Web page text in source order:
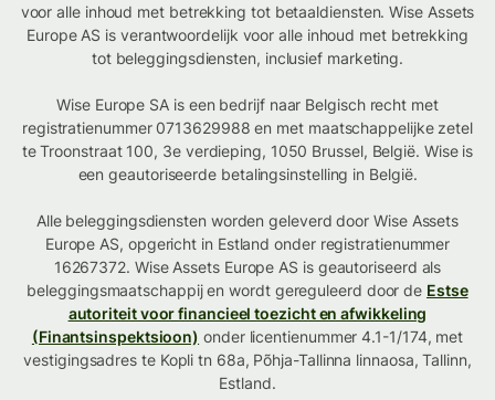
voor alle inhoud met betrekking tot betaaldiensten. Wise Assets
Europe AS is verantwoordelijk voor alle inhoud met betrekking
tot beleggingsdiensten, inclusief marketing.
Wise Europe SA is een bedrijf naar Belgisch recht met
registratienummer 0713629988 en met maatschappelijke zetel
te Troonstraat 100, 3e verdieping, 1050 Brussel, België. Wise is
een geautoriseerde betalingsinstelling in België.
Alle beleggingsdiensten worden geleverd door Wise Assets
Europe AS, opgericht in Estland onder registratienummer
16267372. Wise Assets Europe AS is geautoriseerd als
beleggingsmaatschappij en wordt gereguleerd door de Estse
autoriteit voor financieel toezicht en afwikkeling
(Finantsinspektsioon) onder licentienummer 4.1-1/174, met
vestigingsadres te Kopli tn 68a, Põhja-Tallinna linnaosa, Tallinn,
Estland.